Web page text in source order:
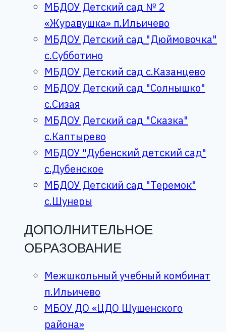
МБДОУ Детский сад № 2
«Журавушка» п.Ильичево
МБДОУ Детский сад "Дюймовочка"
с.Субботино
МБДОУ Детский сад с.Казанцево
МБДОУ Детский сад "Солнышко"
с.Сизая
МБДОУ Детский сад "Сказка"
с.Каптырево
МБДОУ "Дубенский детский сад"
с.Дубенское
МБДОУ Детский сад "Теремок"
с.Шунеры
ДОПОЛНИТЕЛЬНОЕ
ОБРАЗОВАНИЕ
Межшкольный учебный комбинат
п.Ильичево
МБОУ ДО «ЦДО Шушенского
района»